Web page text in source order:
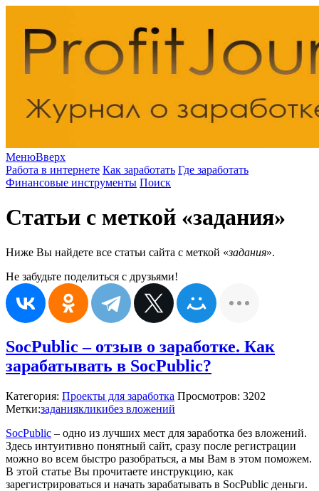
МенюВверх
Работа в интернете Как заработать Где заработать
Финансовые инструменты Поиск
Статьи с меткой «задания»
Ниже Вы найдете все статьи сайта с меткой «задания».
Не забудьте поделиться с друзьями!
SocPublic – отзыв о заработке. Как
зарабатывать в SocPublic?
Категория: Проекты для заработка Просмотров: 3202
Метки:заданиякликибез вложений
SocPublic – одно из лучших мест для заработка без вложений.
Здесь интуитивно понятный сайт, сразу после регистрации
можно во всем быстро разобраться, а мы Вам в этом поможем.
В этой статье Вы прочитаете инструкцию, как
зарегистрироваться и начать зарабатывать в SocPublic деньги.